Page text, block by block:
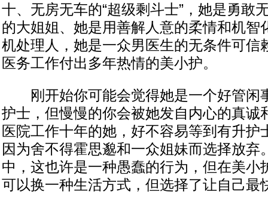
十、无房无车的“超级剩斗士”，她是勇敢
的大姐姐、她是用善解人意的柔情和机智
机处理人，她是一众男医生的无条件可信
医务工作付出多年热情的美小护。
刚开始你可能会觉得她是一个好管闲
护士，但慢慢的你会被她发自内心的真诚
医院工作十年的她，好不容易等到有升护
因为舍不得霍思邈和一众姐妹而选择放弃
中，这也许是一种愚蠢的行为，但在美小
可以换一种生活方式，但选择了让自己最